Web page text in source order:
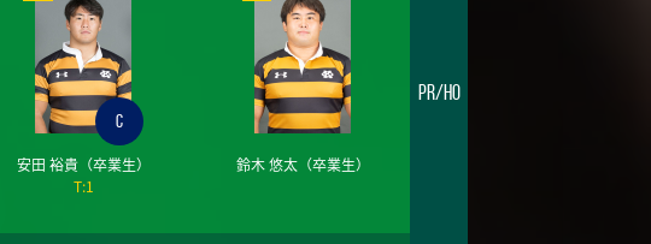
C
安田 裕貴（卒業生）
T:1
鈴木 悠太（卒業生）
PR/HO